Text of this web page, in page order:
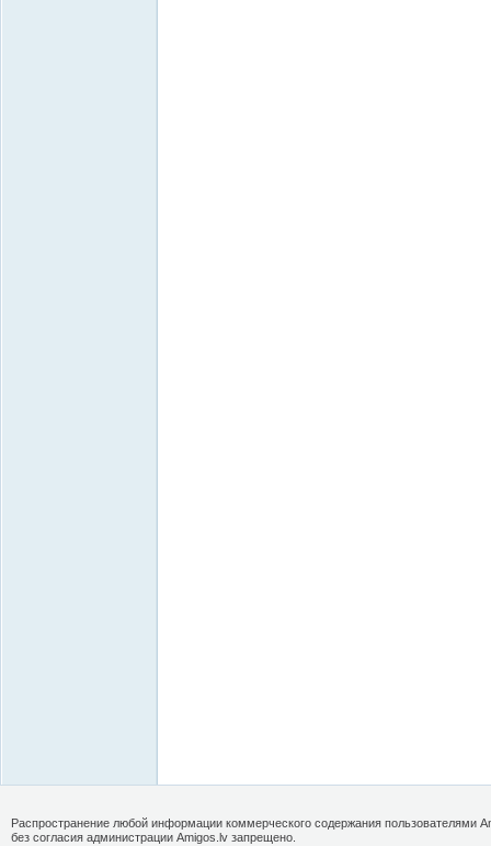
Распространение любой информации коммерческого содержания пользователями
без согласия администрации Amigos.lv запрещено.